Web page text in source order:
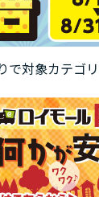
で対象カテゴ